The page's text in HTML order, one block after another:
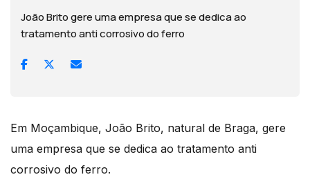
João Brito gere uma empresa que se dedica ao
tratamento anti corrosivo do ferro
Em Moçambique, João Brito, natural de Braga, gere
uma empresa que se dedica ao tratamento anti
corrosivo do ferro.